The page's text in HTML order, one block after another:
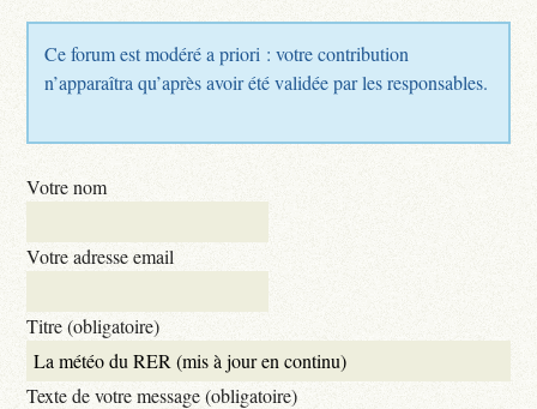
Ce forum est modéré a priori : votre contribution
n’apparaîtra qu’après avoir été validée par les responsables.
Votre nom
Votre adresse email
Titre (obligatoire)
Texte de votre message (obligatoire)